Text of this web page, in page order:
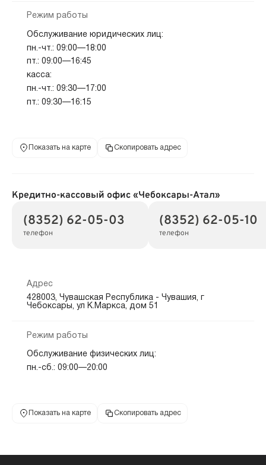
Режим работы
Обслуживание юридических лиц:
пн.-чт.: 09:00—18:00
пт.: 09:00—16:45
касса:
пн.-чт.: 09:30—17:00
пт.: 09:30—16:15
Показать на карте Скопировать адрес
Кредитно-кассовый офис «Чебоксары-Атал»
(8352) 62-05-03
телефон
(8352) 62-05-10
телефон
Адрес
428003, Чувашская Республика - Чувашия, г
Чебоксары, ул К.Маркса, дом 51
Режим работы
Обслуживание физических лиц:
пн.-сб.: 09:00—20:00
Показать на карте Скопировать адрес